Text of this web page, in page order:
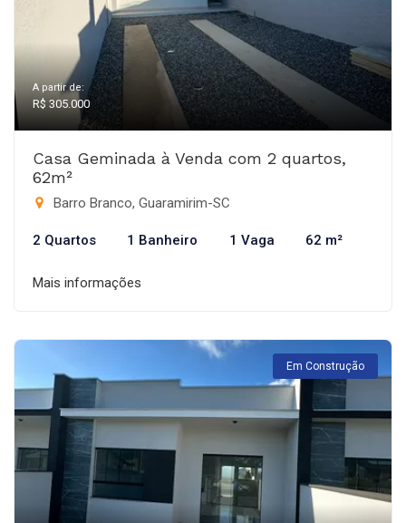
A partir de:
R$ 305.000
Casa Geminada à Venda com 2 quartos,
62m²
Barro Branco, Guaramirim-SC
2 Quartos 1 Banheiro 1 Vaga 62 m²
Mais informações
Em Construção